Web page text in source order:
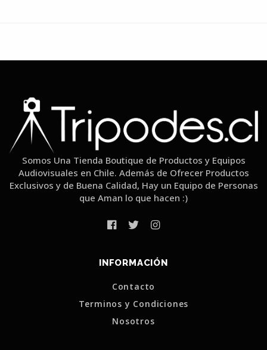
Somos Una Tienda Boutique de Productos y Equipos
Audiovisuales en Chile. Además de Ofrecer Productos
Exclusivos y de Buena Calidad, Hay un Equipo de Personas
que Aman lo que hacen :)
INFORMACIÓN
Contacto
Terminos y Condiciones
Nosotros